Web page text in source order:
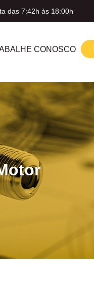
das 7:42h às 18:00h
CONOSCO